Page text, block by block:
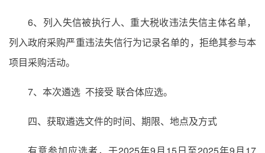
6、列入失信被执行人、重大税收违法失信主体名单，
列入政府采购严重违法失信行为记录名单的，拒绝其参与本
项目采购活动。
7、本次遴选 不接受 联合体应选。
四、获取遴选文件的时间、期限、地点及方式
有意参加应选者，于2025年9月15日至2025年9月17